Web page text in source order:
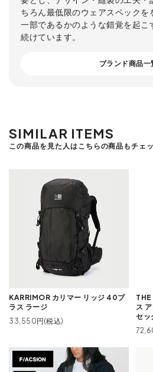
ちろん最低限のウェアスペック
一部であるかのような錯覚を起こ
続けています。
ブランド商品一
SIMILAR ITEMS
この商品を見た人はこちらの商品もチェ
KARRIMOR カリマー リッジ 40プ
ラス ラージ
33,550円(税込)
THE
ス
セッ